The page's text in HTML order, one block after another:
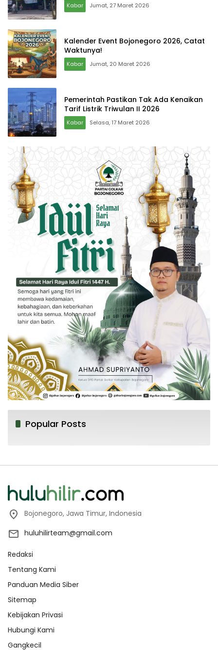
Kabar Jumat, 27 Maret 2026
Kalender Event Bojonegoro 2026, Catat
Waktunya!
Kabar Jumat, 20 Maret 2026
Pemerintah Pastikan Tak Ada Kenaikan
Tarif Listrik Triwulan II 2026
Kabar Selasa, 17 Maret 2026
Popular Posts
Bojonegoro, Jawa Timur, Indonesia
huluhilirteam@gmail.com
Redaksi
Tentang Kami
Panduan Media Siber
Sitemap
Kebijakan Privasi
Hubungi Kami
Gangkecil